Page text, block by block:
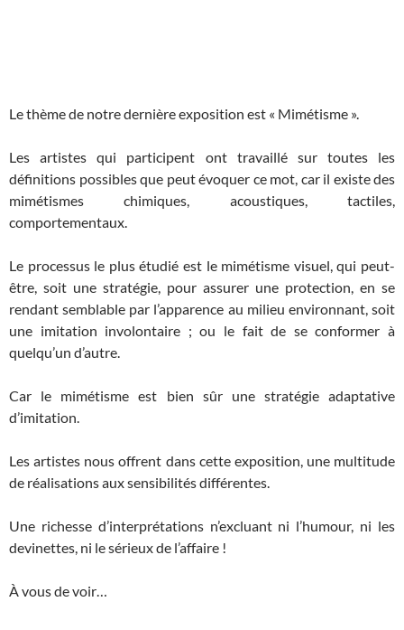
Le thème de notre dernière exposition est « Mimétisme ».
Les artistes qui participent ont travaillé sur toutes les
définitions possibles que peut évoquer ce mot, car il existe des
mimétismes chimiques, acoustiques, tactiles,
comportementaux.
Le processus le plus étudié est le mimétisme visuel, qui peut-
être, soit une stratégie, pour assurer une protection, en se
rendant semblable par l’apparence au milieu environnant, soit
une imitation involontaire ; ou le fait de se conformer à
quelqu’un d’autre.
Car le mimétisme est bien sûr une stratégie adaptative
d’imitation.
Les artistes nous offrent dans cette exposition, une multitude
de réalisations aux sensibilités différentes.
Une richesse d’interprétations n’excluant ni l’humour, ni les
devinettes, ni le sérieux de l’affaire !
À vous de voir…